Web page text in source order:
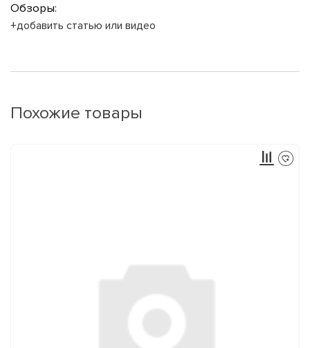
Обзоры:
+добавить статью или видео
Похожие товары